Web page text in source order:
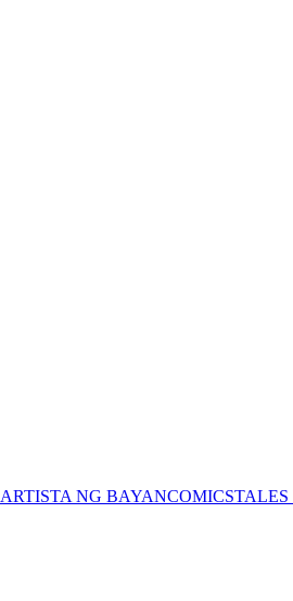
ARTISTA NG BAYANCOMICSTALES